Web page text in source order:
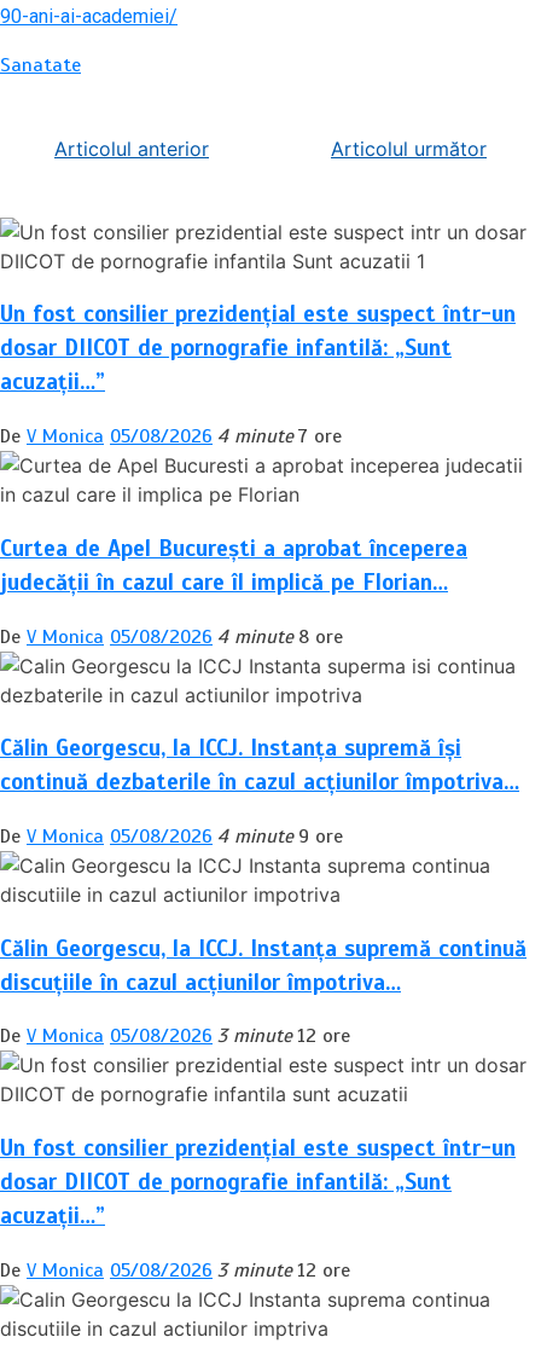
90-ani-ai-academiei/
Sanatate
Navigare
articole
Articolul anterior Articolul următor
Un fost consilier prezidențial este suspect într-un
dosar DIICOT de pornografie infantilă: „Sunt
acuzații…”
De V Monica 05/08/2026 4 minute 7 ore
Curtea de Apel București a aprobat începerea
judecății în cazul care îl implică pe Florian…
De V Monica 05/08/2026 4 minute 8 ore
Călin Georgescu, la ICCJ. Instanța supremă își
continuă dezbaterile în cazul acțiunilor împotriva…
De V Monica 05/08/2026 4 minute 9 ore
Călin Georgescu, la ICCJ. Instanța supremă continuă
discuțiile în cazul acțiunilor împotriva…
De V Monica 05/08/2026 3 minute 12 ore
Un fost consilier prezidențial este suspect într-un
dosar DIICOT de pornografie infantilă: „Sunt
acuzații…”
De V Monica 05/08/2026 3 minute 12 ore